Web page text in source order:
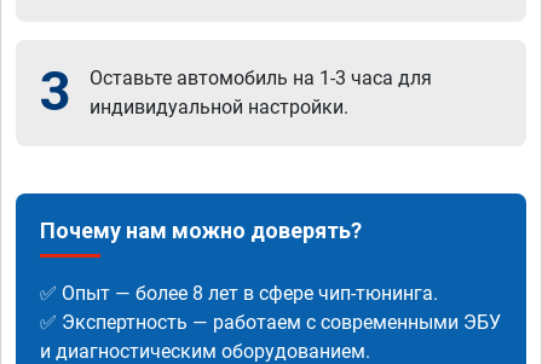
3
Оставьте автомобиль на 1-3 часа для
индивидуальной настройки.
Почему нам можно доверять?
✅ Опыт — более 8 лет в сфере чип-тюнинга.
✅ Экспертность — работаем с современными ЭБУ
и диагностическим оборудованием.